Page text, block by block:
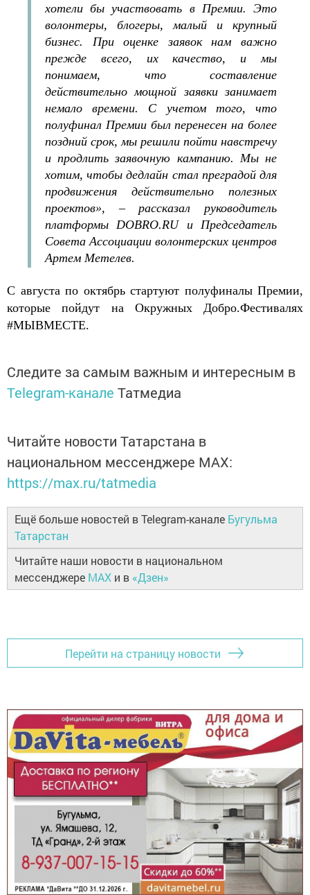
хотели бы участвовать в Премии. Это
волонтеры, блогеры, малый и крупный
бизнес. При оценке заявок нам важно
прежде всего, их качество, и мы
понимаем, что составление
действительно мощной заявки занимает
немало времени. С учетом того, что
полуфинал Премии был перенесен на более
поздний срок, мы решили пойти навстречу
и продлить заявочную кампанию. Мы не
хотим, чтобы дедлайн стал преградой для
продвижения действительно полезных
проектов», – рассказал руководитель
платформы DOBRO.RU и Председатель
Совета Ассоциации волонтерских центров
Артем Метелев.
С августа по октябрь стартуют полуфиналы Премии,
которые пойдут на Окружных Добро.Фестивалях
#МЫВМЕСТЕ.
Следите за самым важным и интересным в
Telegram-канале Татмедиа
Читайте новости Татарстана в
национальном мессенджере MАХ:
https://max.ru/tatmedia
Ещё больше новостей в Telegram-канале Бугульма
Татарстан
Читайте наши новости в национальном
мессенджере MAX и в «Дзен»
Перейти на страницу новости